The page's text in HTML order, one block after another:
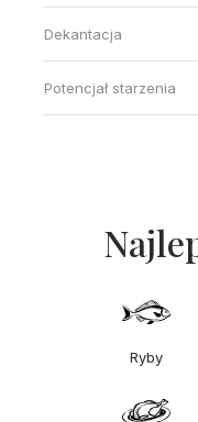
Dekantacja
Potencjał starzenia
Ryby